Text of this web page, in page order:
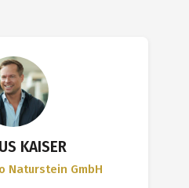
KAISER
Naturstein GmbH